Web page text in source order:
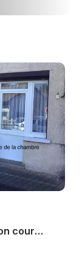
cour